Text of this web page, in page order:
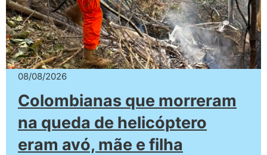
08/08/2026
Colombianas que morreram
na queda de helicóptero
eram avó, mãe e filha